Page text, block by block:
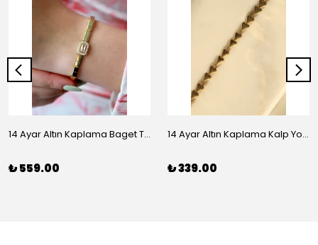
14 Ayar Altın Kaplama Baget Taşlı Vip Bileklik
₺ 559.00
14 Ayar Altın Kaplama Kalp Yolu Bileklik
₺ 339.00